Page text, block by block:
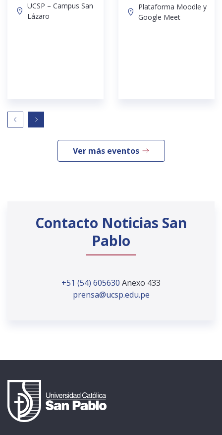
UCSP – Campus San
Lázaro
Plataforma Moodle y
Google Meet
Ver más eventos
Contacto Noticias San
Pablo
+51 (54) 605630 Anexo 433
prensa@ucsp.edu.pe